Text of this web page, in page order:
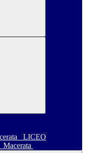
LICEO
Macerata